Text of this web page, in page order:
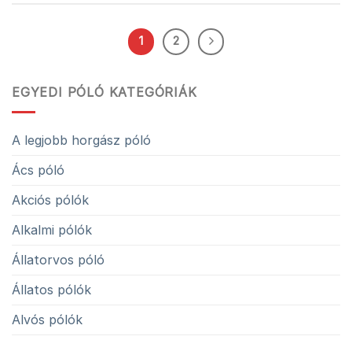
1 2
EGYEDI PÓLÓ KATEGÓRIÁK
A legjobb horgász póló
Ács póló
Akciós pólók
Alkalmi pólók
Állatorvos póló
Állatos pólók
Alvós pólók